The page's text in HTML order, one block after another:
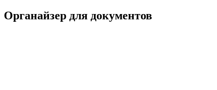
Органайзер для документов